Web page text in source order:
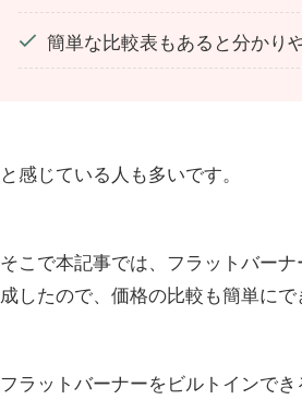
簡単な比較表もあると分かりや
と感じている人も多いです。
そこで本記事では、フラットバー
成したので、価格の比較も簡単にで
フラットバーナーをビルトインで